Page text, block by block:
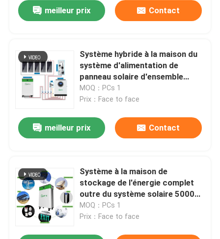
Produits
Vidéos
meilleur prix Contact
Système hybride à la maison du
système d'alimentation de
panneau solaire d'ensemble
complet 8kw 10kw 15kw 20kw
MOQ：PCs 1
Prix：Face to face
meilleur prix Contact
Système à la maison de
stockage de l'énergie complet
outre du système solaire 5000w
5kwh de grille
MOQ：PCs 1
Prix：Face to face